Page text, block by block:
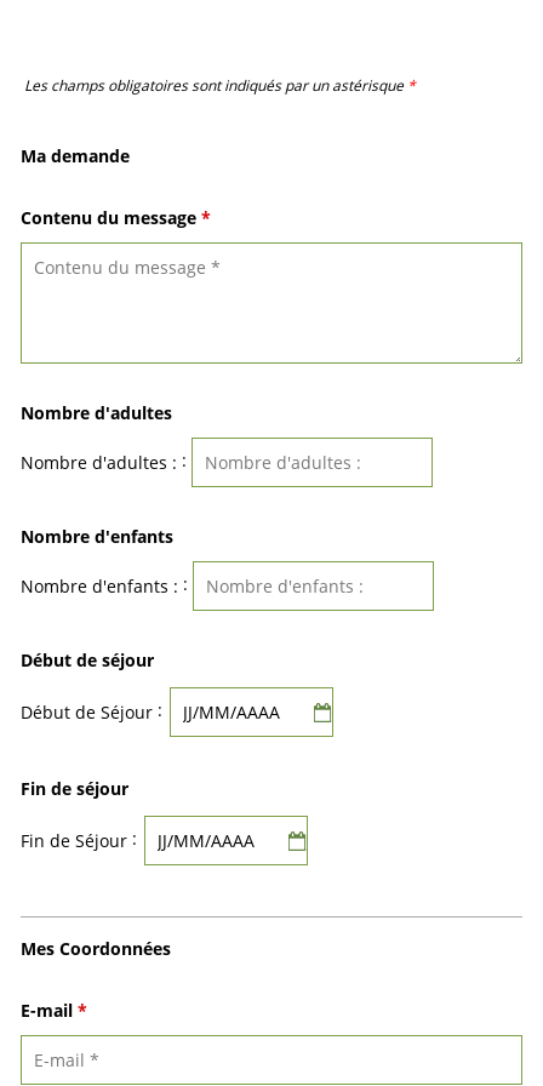
Les champs obligatoires sont indiqués par un astérisque *
Ma demande
Contenu du message *
Nombre d'adultes
Nombre d'adultes : :
Nombre d'enfants
Nombre d'enfants : :
Début de séjour
Début de Séjour :
Fin de séjour
Fin de Séjour :
Mes Coordonnées
E-mail *